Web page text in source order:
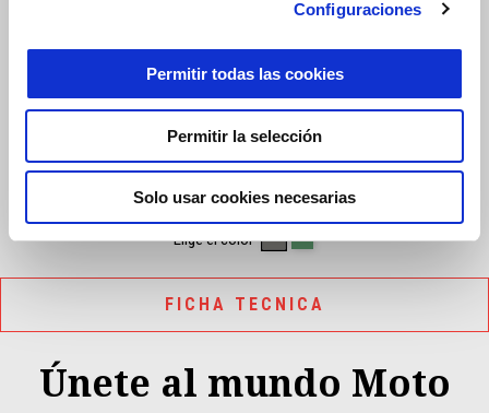
Configuraciones
Permitir todas las cookies
Permitir la selección
Solo usar cookies necesarias
Más
Más información sobre
Más información sobre
Elige el color CLIMBING GREY
HIKING GREEN
FICHA TECNICA
Únete al mundo Moto